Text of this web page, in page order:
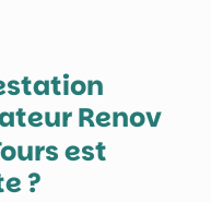
Renov
est
?